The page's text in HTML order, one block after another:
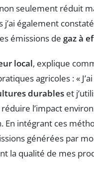
seulement réduit
j’ai également
émissions de gaz à
local, explique
agricoles : «
durables et
l’impact
intégrant ces
générées par
la qualité de mes